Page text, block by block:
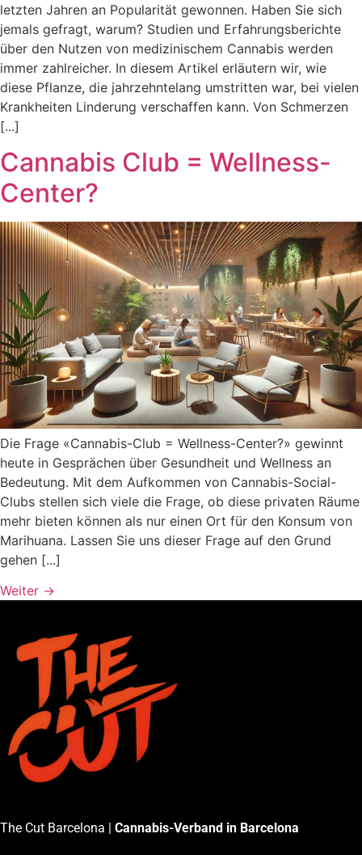
letzten Jahren an Popularität gewonnen. Haben Sie sich
jemals gefragt, warum? Studien und Erfahrungsberichte
über den Nutzen von medizinischem Cannabis werden
immer zahlreicher. In diesem Artikel erläutern wir, wie
diese Pflanze, die jahrzehntelang umstritten war, bei vielen
Krankheiten Linderung verschaffen kann. Von Schmerzen
[...]
Cannabis Club = Wellness-
Center?
Die Frage «Cannabis-Club = Wellness-Center?» gewinnt
heute in Gesprächen über Gesundheit und Wellness an
Bedeutung. Mit dem Aufkommen von Cannabis-Social-
Clubs stellen sich viele die Frage, ob diese privaten Räume
mehr bieten können als nur einen Ort für den Konsum von
Marihuana. Lassen Sie uns dieser Frage auf den Grund
gehen [...]
Weiter →
The Cut Barcelona | Cannabis-Verband in Barcelona